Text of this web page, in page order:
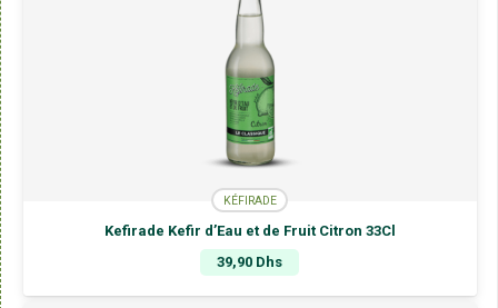
KÉFIRADE
Kefirade Kefir d’Eau et de Fruit Citron 33Cl
39,90 Dhs